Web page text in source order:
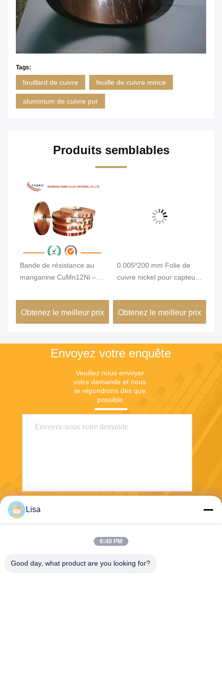
Tags:
feuillard de cuivre feuille de cuivre mince
aluminium de cuivre pur
Produits semblables
Bande de résistance au
manganine CuMn12Ni –
d'épaisseur 0,01-7 mm
avec coefficient de basse
température pour shunt
Obtenez le meilleur prix
0.005*200 mm Folie de
cuivre nickel pour capteur
Obtenez le meilleur prix
Envoyez votre enquête
Veuillez nous envoyer
votre demande et nous
te répondrons dès que
possible.
Lisa
6:40 PM
Good day, what product are you looking for?